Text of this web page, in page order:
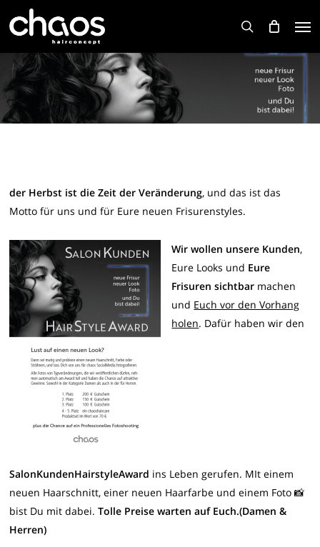
content
search
der Herbst ist die Zeit der Veränderung, und das ist das
Motto für uns und für Eure neuen Frisurenstyles.
Wirwollen unsere Kunden,
Eure Looks und Eure
Frisuren sichtbar machen
und Euch vor den Vorhang
holen. Dafür haben wir den
SalonKundenHairstyleAward ins Leben gerufen. MIt einem
neuen Haarschnitt, einer neuen Haarfarbe und einem Foto 📸
bist Du mit dabei.Tolle Preise warten auf Euch.(Damen &
Herren)